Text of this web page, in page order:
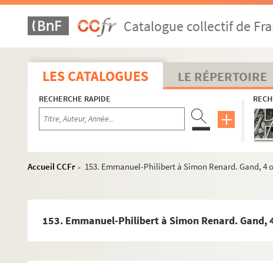
Catalogue collectif de
LES CATALOGUES LE RÉPERTOIRE
RECHERCHE RAPIDE
Accueil CCFr >
153. Emmanuel-Philibert à Simon Renard. Gand, 4
153. Emmanuel-Philibert à Simon Renard.
65. Gonzalo Perez à Simon Renard. Bruxelles, 24 juin 1556.
67. Simon Renard à Philippe II. 30 juin 1556. Minute
68. Emmanuel-Philibert, duc de Savoie, à Simon Renard.
72. Philippe II à Simon Renard. Bruxelles, 10 et 18 juillet
75. Emmanuel-Philibert, duc de Savoie, à Simon Renard.
83. Simon Renard à Philippe II. 27 et 29 juillet, et 11 août
94. Gonzalo Perez à Simon Renard. Bruxelles, 12 août
96. Le comte de Tende au connétable de Montmorency.
101. Charles de Lalaing au duc de Savoie. Cambrai, 27 août